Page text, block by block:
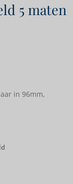
5 maten
in 96mm,